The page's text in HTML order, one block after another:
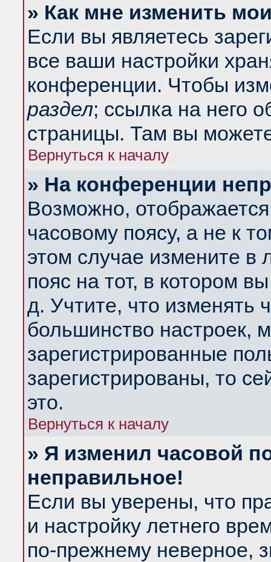
» Как мне изменить
Если вы являетесь
все ваши настройки
конференции. Чтобы
раздел; ссылка на него
страницы. Там вы
Вернуться к началу
» На конференции
Возможно,
часовому поясу, а не к
этом случае измените в
пояс на тот, в котором
д. Учтите, что изменять
большинство настроек,
зарегистрированные
зарегистрированы, то
это.
Вернуться к началу
» Я изменил часовой
неправильное!
Если вы уверены, что
и настройку летнего
по-прежнему неверное,